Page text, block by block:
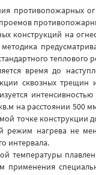
противопожарных
конструкций на
теплового
время до
сквозных
на расстоянии
точке конструкции
режим нагрева не
интервала.
температуры
применения